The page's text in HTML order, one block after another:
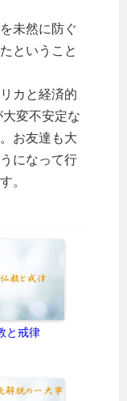
未然に防ぐ
ということ
カと経済的
変不安定な
お友達も大
になって行
。
と戒律